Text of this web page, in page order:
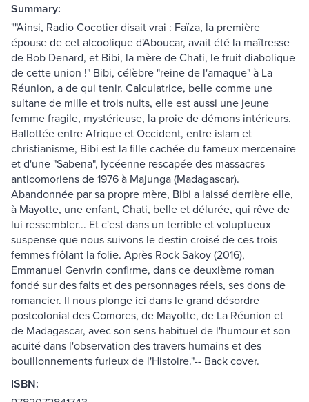
Summary:
""Ainsi, Radio Cocotier disait vrai : Faïza, la première
épouse de cet alcoolique d'Aboucar, avait été la maîtresse
de Bob Denard, et Bibi, la mère de Chati, le fruit diabolique
de cette union !" Bibi, célèbre "reine de l'arnaque" à La
Réunion, a de qui tenir. Calculatrice, belle comme une
sultane de mille et trois nuits, elle est aussi une jeune
femme fragile, mystérieuse, la proie de démons intérieurs.
Ballottée entre Afrique et Occident, entre islam et
christianisme, Bibi est la fille cachée du fameux mercenaire
et d'une "Sabena", lycéenne rescapée des massacres
anticomoriens de 1976 à Majunga (Madagascar).
Abandonnée par sa propre mère, Bibi a laissé derrière elle,
à Mayotte, une enfant, Chati, belle et délurée, qui rêve de
lui ressembler... Et c'est dans un terrible et voluptueux
suspense que nous suivons le destin croisé de ces trois
femmes frôlant la folie. Après Rock Sakoy (2016),
Emmanuel Genvrin confirme, dans ce deuxième roman
fondé sur des faits et des personnages réels, ses dons de
romancier. Il nous plonge ici dans le grand désordre
postcolonial des Comores, de Mayotte, de La Réunion et
de Madagascar, avec son sens habituel de l'humour et son
acuité dans l'observation des travers humains et des
bouillonnements furieux de l'Histoire."-- Back cover.
ISBN: